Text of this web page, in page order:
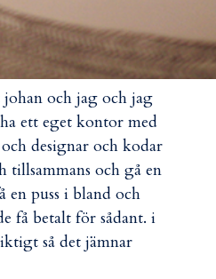
och jag och jag
ett eget kontor med
designar och kodar
tillsammans och gå en
en puss i bland och
få betalt för sådant. i
så det jämnar